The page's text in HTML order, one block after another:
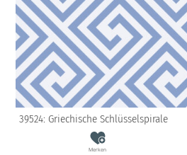
39524: Griechische Schlüsselspirale
Merken